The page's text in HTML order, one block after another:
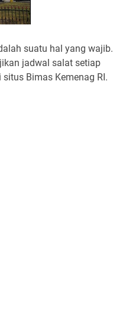
suatu hal yang wajib.
jadwal salat setiap
Bimas Kemenag RI.